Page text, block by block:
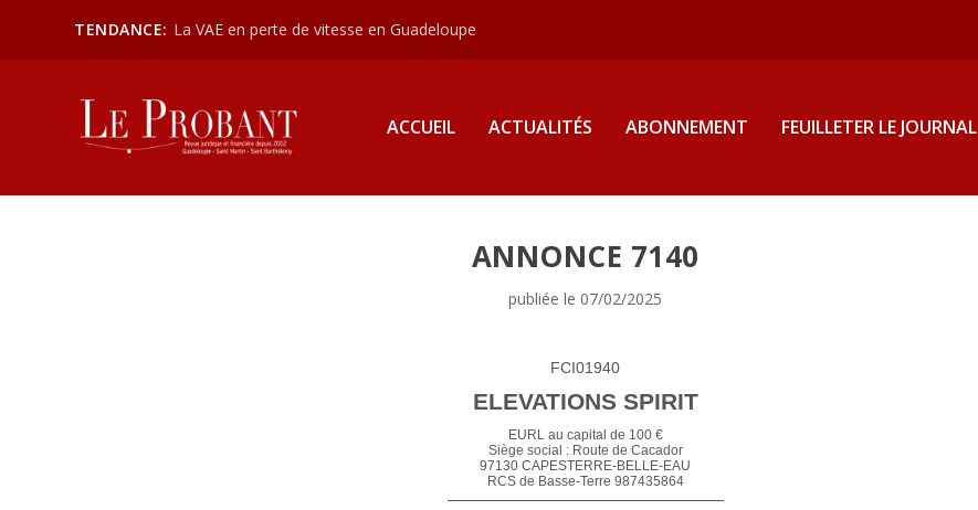
TENDANCE: La VAE en perte de vitesse en Guadeloupe
ACCUEIL ACTUALITÉS ABONNEMENT FEUILLETER LE JOURNAL
ANNONCE 7140
publiée le 07/02/2025
FCI01940
ELEVATIONS SPIRIT
EURL au capital de 100 €
Siège social : Route de Cacador
97130 CAPESTERRE-BELLE-EAU
RCS de Basse-Terre 987435864